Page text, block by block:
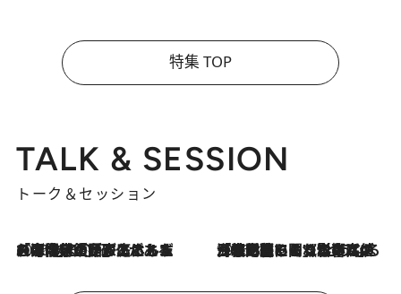
特集 TOP
TALK & SESSION
トーク＆セッション
2026.8.3
「今後値上げがあるとすれば…」「リスクがあるのは今年の冬」エネルギー専門家が語る、ホルムズ海峡封鎖が家庭にもたらす“ある心配” 2026.8.3
「住宅建てられない…」「サーチャージ料の高値が続いている」ホルムズ海峡封鎖による影響はいつまで続く？《エネルギー専門家に聞く“どうなる日本の暮らし”》